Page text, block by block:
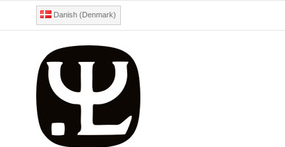
Danish (Denmark)